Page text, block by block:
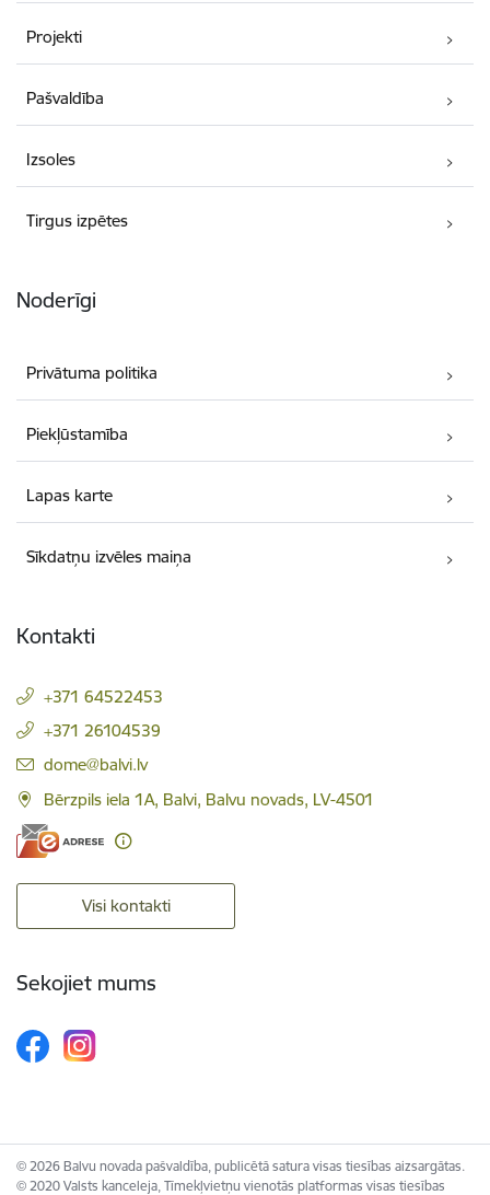
Projekti
Pašvaldība
Izsoles
Tirgus izpētes
Noderīgi
Privātuma politika
Piekļūstamība
Lapas karte
Sīkdatņu izvēles maiņa
Kontakti
+371 64522453
+371 26104539
E-pasts:
dome@balvi.lv
Bērzpils iela 1A, Balvi, Balvu novads, LV-4501
Visi kontakti
Sekojiet mums
© 2026 Balvu novada pašvaldība, publicētā satura visas tiesības aizsargātas.
© 2020 Valsts kanceleja, Tīmekļvietņu vienotās platformas visas tiesības